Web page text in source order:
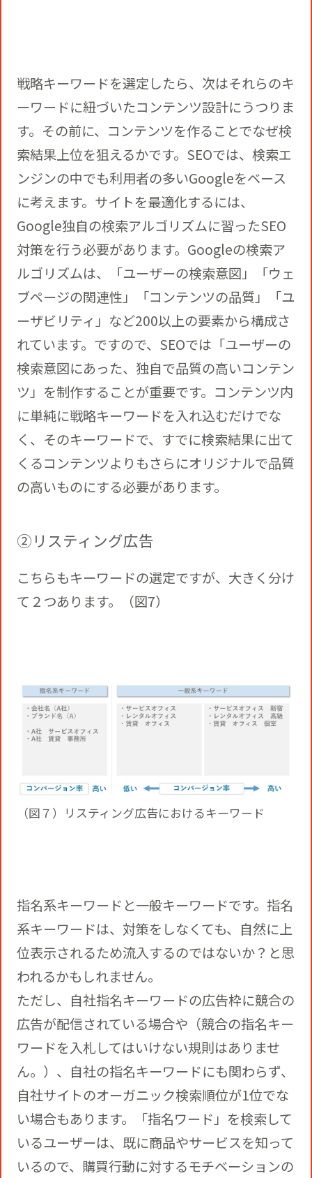
戦略キーワードを選定したら、次はそれらのキ
ーワードに紐づいたコンテンツ設計にうつりま
す。その前に、コンテンツを作ることでなぜ検
索結果上位を狙えるかです。SEOでは、検索エ
ンジンの中でも利用者の多いGoogleをベース
に考えます。サイトを最適化するには、
Google独自の検索アルゴリズムに習ったSEO
対策を行う必要があります。Googleの検索ア
ルゴリズムは、「ユーザーの検索意図」「ウェ
ブページの関連性」「コンテンツの品質」「ユ
ーザビリティ」など200以上の要素から構成さ
れています。ですので、SEOでは「ユーザーの
検索意図にあった、独自で品質の高いコンテン
ツ」を制作することが重要です。コンテンツ内
に単純に戦略キーワードを入れ込むだけでな
く、そのキーワードで、すでに検索結果に出て
くるコンテンツよりもさらにオリジナルで品質
の高いものにする必要があります。
②リスティング広告
こちらもキーワードの選定ですが、大きく分け
て２つあります。（図7）
（図７）リスティング広告におけるキーワード
指名系キーワードと一般キーワードです。指名
系キーワードは、対策をしなくても、自然に上
位表示されるため流入するのではないか？と思
われるかもしれません。
ただし、自社指名キーワードの広告枠に競合の
広告が配信されている場合や（競合の指名キー
ワードを入札してはいけない規則はありませ
ん。）、自社の指名キーワードにも関わらず、
自社サイトのオーガニック検索順位が1位でな
い場合もあります。「指名ワード」を検索して
いるユーザーは、既に商品やサービスを知って
いるので、購買行動に対するモチベーションの